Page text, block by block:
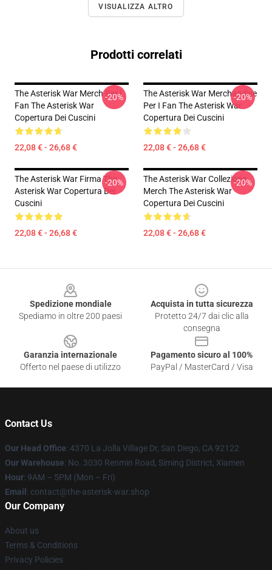
VISUALIZZA ALTRO
Prodotti correlati
The Asterisk War Merch Per I
Fan The Asterisk War
Copertura Dei Cuscini
22,08 € - 26,68 €
-20%
The Asterisk War Merchandise
Per I Fan The Asterisk War
Copertura Dei Cuscini
22,08 € - 26,68 €
-20%
The Asterisk War Firma The
Asterisk War Copertura Dei
Cuscini
22,08 € - 26,68 €
-20%
The Asterisk War Collezione
Merch The Asterisk War
Copertura Dei Cuscini
22,08 € - 26,68 €
-20%
Spedizione mondiale
Spediamo in oltre 200 paesi
Acquista in tutta sicurezza
Protetto 24/7 dai clic alla
consegna
Garanzia internazionale
Offerto nel paese di utilizzo
Pagamento sicuro al 100%
PayPal / MasterCard / Visa
Contact Us
Our Head Office: 4370 La Jolla Village Dr, San Diego, CA 92122
Our Warehouse: No. 3030 Renmin Road, Siming District, Xiamen
Hour: 9AM – 5PM (Mon – Fri)
Email : contact@the-asterisk-war.shop
Our Company
About us
Terms & Conditions
Privacy Policies